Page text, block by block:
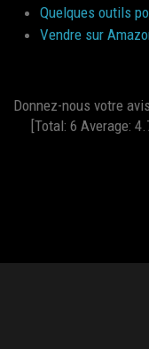
Quelques outils
Vendre sur
Donnez-nous votre
[Total: 6 Average: